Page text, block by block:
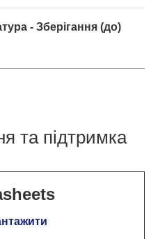
- Зберігання (до)
та підтримка